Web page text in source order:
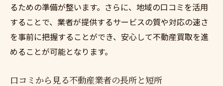
るための準備が整います。さらに、地域の口コミを活用
することで、業者が提供するサービスの質や対応の速さ
を事前に把握することができ、安心して不動産買取を進
めることが可能となります。
口コミから見る不動産業者の長所と短所